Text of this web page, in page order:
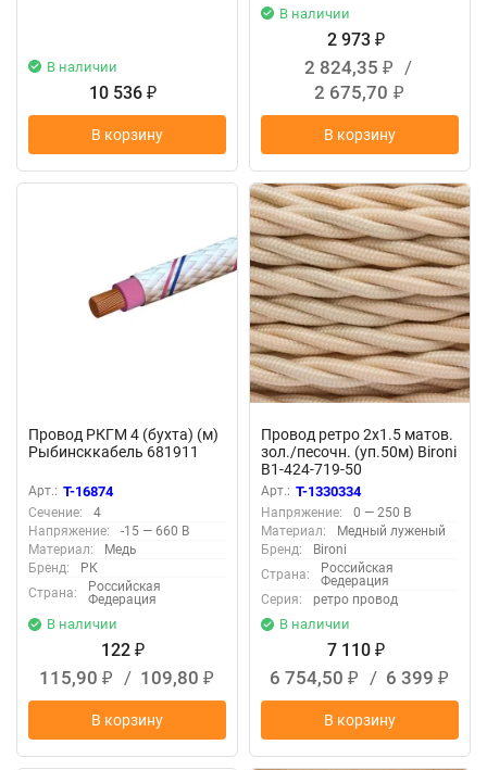
В наличии
10 536 ₽
В корзину
В наличии
2 973 ₽
2 824,35 ₽
/
2 675,70 ₽
В корзину
Провод РКГМ 4 (бухта) (м)
Рыбинсккабель 681911
Арт.: T-16874
Сечение:
4
Напряжение:
-15 — 660 В
Материал:
Медь
Бренд:
РК
Страна:
Российская
Федерация
В наличии
122 ₽
115,90 ₽ / 109,80 ₽
В корзину
Провод ретро 2х1.5 матов.
зол./песочн. (уп.50м) Bironi
B1-424-719-50
Арт.: T-1330334
Напряжение:
0 — 250 В
Материал:
Медный луженый
Бренд:
Bironi
Страна:
Российская
Федерация
Серия:
ретро провод
В наличии
7 110 ₽
6 754,50 ₽ / 6 399 ₽
В корзину